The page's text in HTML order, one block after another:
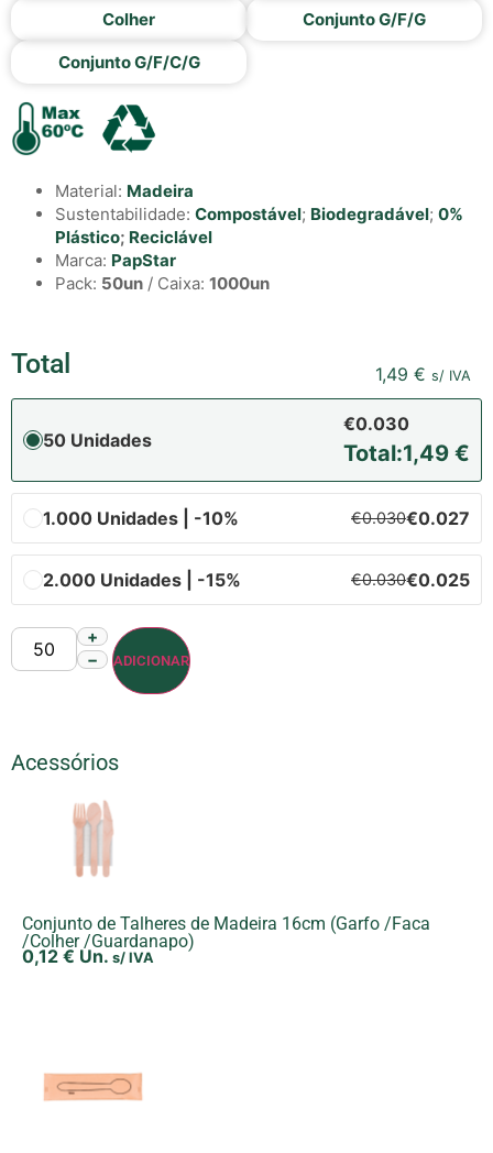
Colher Conjunto G/F/G
Conjunto G/F/C/G
Material: Madeira
Sustentabilidade: Compostável; Biodegradável; 0%
Plástico; Reciclável
Marca: PapStar
Pack: 50un / Caixa: 1000un
Total 1,49 € s/ IVA
50 Unidades
€0.030
Total:1,49 €
1.000 Unidades | -10% €0.030€0.027
2.000 Unidades | -15% €0.030€0.025
+
−
ADICIONAR
Acessórios
Conjunto de Talheres de Madeira 16cm (Garfo /Faca
/Colher /Guardanapo)
0,12 € Un. s/ IVA